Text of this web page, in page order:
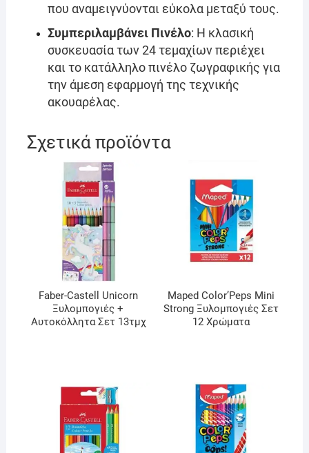
που αναμειγνύονται εύκολα μεταξύ τους.
Συμπεριλαμβάνει Πινέλο: Η κλασική
συσκευασία των 24 τεμαχίων περιέχει
και το κατάλληλο πινέλο ζωγραφικής για
την άμεση εφαρμογή της τεχνικής
ακουαρέλας.
Σχετικά προϊόντα
Faber-Castell Unicorn
Ξυλομπογιές +
Αυτοκόλλητα Σετ 13τμχ
Maped Color’Peps Mini
Strong Ξυλομπογιές Σετ
12 Χρώματα